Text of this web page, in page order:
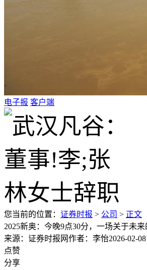
电子报 客户端
您当前的位置： 证券时报 > 公司 > 正文
2025新奥：今晚9点30分，一场关于未来
来源：证券时报网作者：李怡2026-02-
点赞
分享